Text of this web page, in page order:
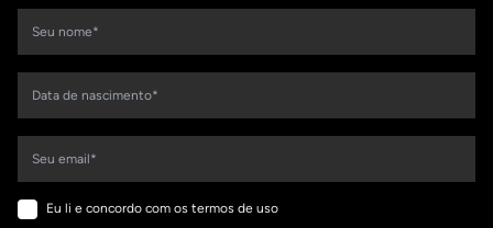
Eu li e concordo com os termos de uso